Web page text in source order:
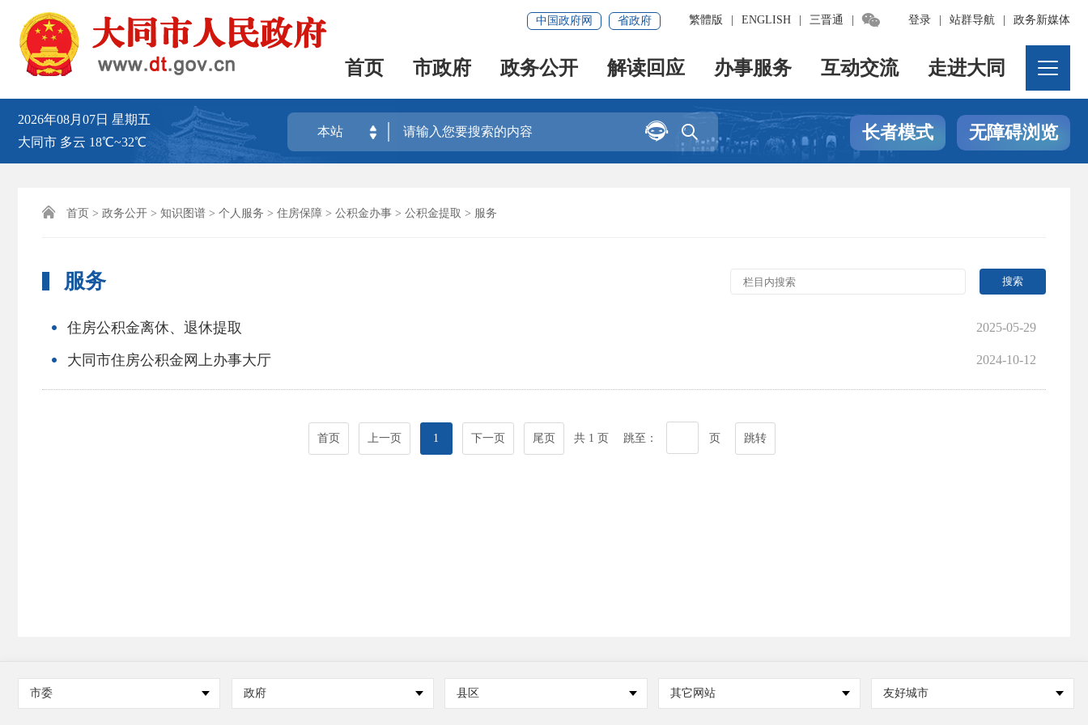
登录 站群导航 政务新媒体
繁體版 ENGLISH 三晋通 
中国政府网 省政府
首页 市政府 政务公开 解读回应 办事服务 互动交流 走进大同
2026年08月07日 星期五
大同市 多云 18℃~32℃
本站 
 长者模式 无障碍浏览
 首页 > 政务公开 > 知识图谱 > 个人服务 > 住房保障 > 公积金办事 > 公积金提取 > 服务
服务
住房公积金离休、退休提取 2025-05-29
大同市住房公积金网上办事大厅 2024-10-12
首页 上一页 1 下一页 尾页 共 1 页 跳至： 页 跳转
市委 政府 县区 其它网站 友好城市